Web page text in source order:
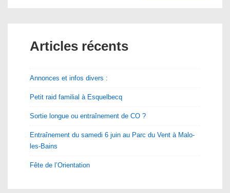
Articles récents
Annonces et infos divers :
Petit raid familial à Esquelbecq
Sortie longue ou entraînement de CO ?
Entraînement du samedi 6 juin au Parc du Vent à Malo-
les-Bains
Fête de l’Orientation